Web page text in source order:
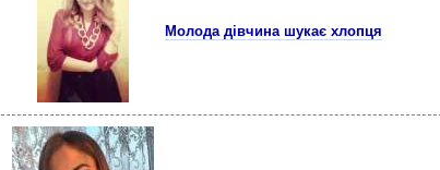
Молода дівчина шукає хлопця